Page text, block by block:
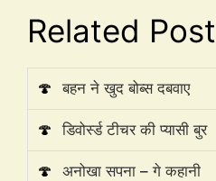
Related
🍄 बहन ने खुद बोब्स दबवाए
🍄 डिवोर्स्ड टीचर की प्यासी बुर
🍄 अनोखा सपना – गे कहानी